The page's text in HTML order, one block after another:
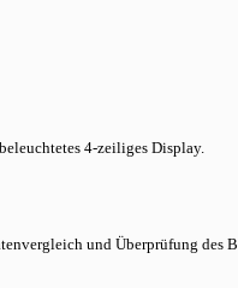
4-zeiliges Display.
und Überprüfung des